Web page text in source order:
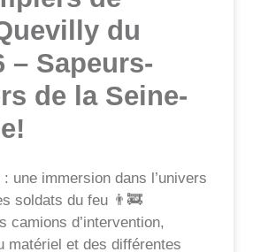
du
– Sapeurs-
de la Seine-
une immersion dans l’univers
soldats du feu 👨‍🚒
camions d’intervention,
matériel et des différentes